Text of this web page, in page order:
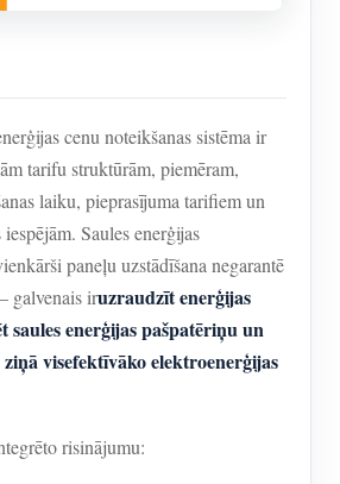
cenu noteikšanas sistēma ir
tarifu struktūrām, piemēram,
laiku, pieprasījuma tarifiem un
Saules enerģijas
paneļu uzstādīšana negarantē
galvenais iruzraudzīt enerģijas
saules enerģijas pašpatēriņu un
ziņā visefektīvāko elektroenerģijas
risinājumu: